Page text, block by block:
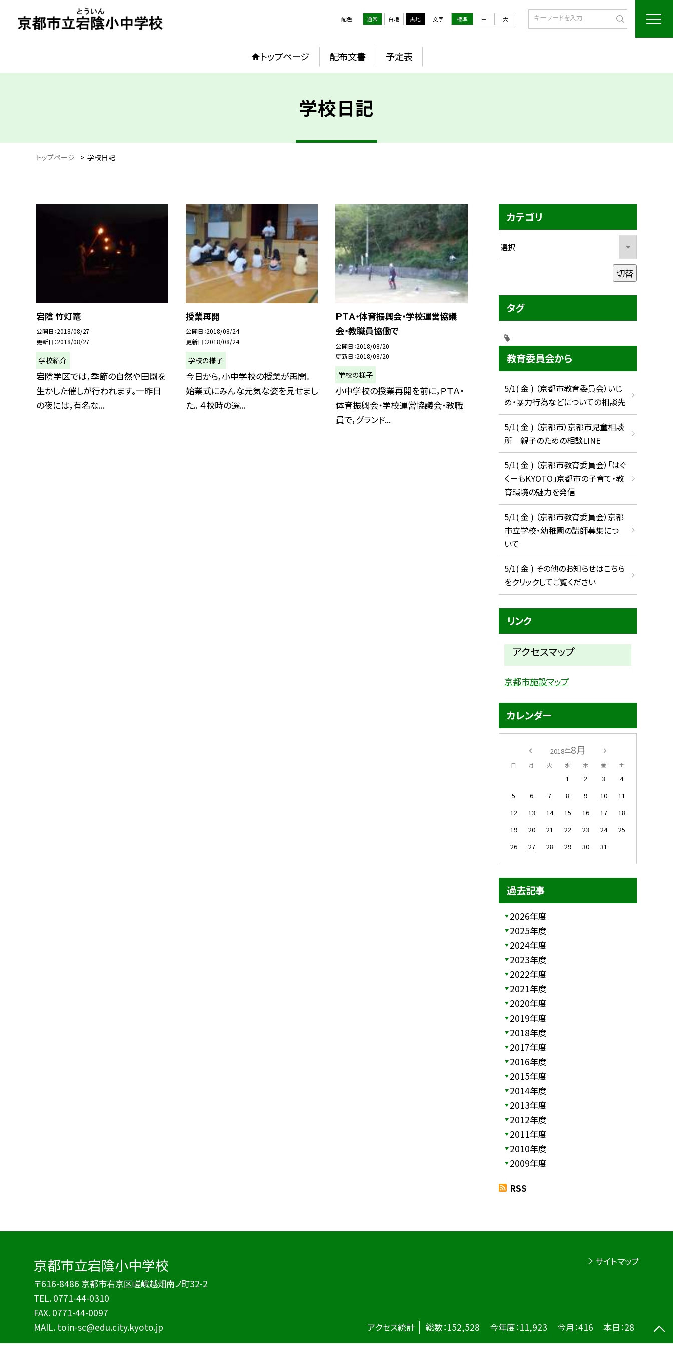
配色 通常 白地 黒地 文字 標準 中 大
トップページ 配布文書 予定表
学校日記
トップページ > 学校日記
宕陰 竹灯篭
公開日 2018/08/27
更新日 2018/08/27
学校紹介
宕陰学区では，季節の自然や田園を
生かした催しが行われます。一昨日
の夜には，有名な...
授業再開
公開日 2018/08/24
更新日 2018/08/24
学校の様子
今日から，小中学校の授業が再開。
始業式にみんな元気な姿を見せまし
た。 ４校時の選...
ＰＴＡ・体育振興会・学校運営協議
会・教職員協働で
公開日 2018/08/20
更新日 2018/08/20
学校の様子
小中学校の授業再開を前に，ＰＴＡ・
体育振興会・学校運営協議会・教職
員で，グランド...
カテゴリ
切替
タグ
教育委員会から
5/1( 金 ) （京都市教育委員会）いじ
め・暴力行為などについての相談先
5/1( 金 ) （京都市）京都市児童相談
所 親子のための相談LINE
5/1( 金 ) （京都市教育委員会）「はぐ
くーもKYOTO」京都市の子育て・教
育環境の魅力を発信
5/1( 金 ) （京都市教育委員会）京都
市立学校・幼稚園の講師募集につ
いて
5/1( 金 ) その他のお知らせはこちら
をクリックしてご覧ください
リンク
アクセスマップ
京都市施設マップ
カレンダー
2018年8月
日 月 火 水 木 金 土
1 2 3
4
5
6 7 8 9 10
11
12
13 14 15 16 17
18
19
20 21 22 23 24
25
26
27 28 29 30 31
過去記事
2026年度
2025年度
2024年度
2023年度
2022年度
2021年度
2020年度
2019年度
2018年度
2017年度
2016年度
2015年度
2014年度
2013年度
2012年度
2011年度
2010年度
2009年度
RSS
京都市立宕陰小中学校
〒616-8486 京都市右京区嵯峨越畑南ノ町32-2
TEL. 0771-44-0310
FAX. 0771-44-0097
MAIL. toin-sc@edu.city.kyoto.jp
サイトマップ
アクセス統計 総数：152,528 今年度：11,923 今月：416 本日：28